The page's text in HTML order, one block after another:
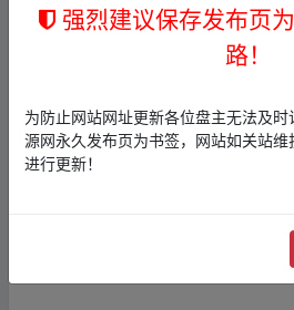
者文责自负。
3，本文内所有链接指向的云盘网
所有！其实际管理权为帖子发布者
4，如您认为本站任何介绍帖侵犯
版权投诉进行投诉，我们将在确认
在侵权后，立即删除相关介绍帖子！
强烈建议保存发布页
路！
为防止网站网址更新各位盘主无法及
源网永久发布页为书签，网站如关站
进行更新！